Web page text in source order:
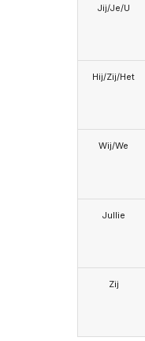
Jij/Je/U
Hij/Zij/Het
Wij/We
Jullie
Zij